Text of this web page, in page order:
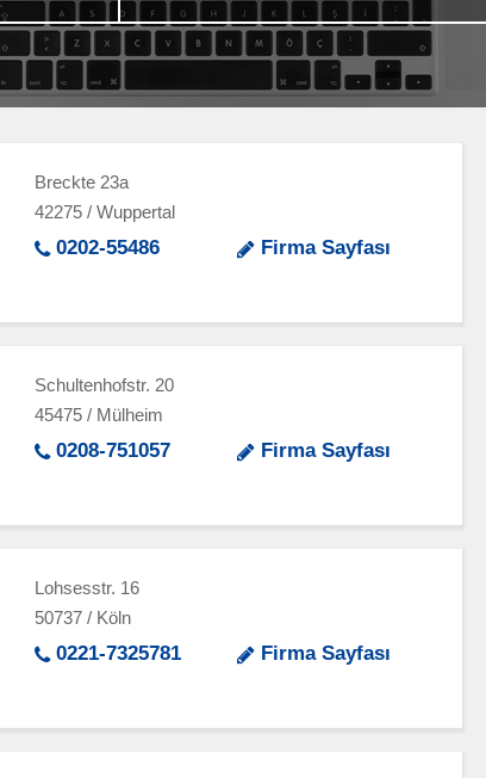
Breckte 23a
42275 / Wuppertal
0202-55486 Firma Sayfası
Schultenhofstr. 20
45475 / Mülheim
0208-751057 Firma Sayfası
Lohsesstr. 16
50737 / Köln
0221-7325781 Firma Sayfası